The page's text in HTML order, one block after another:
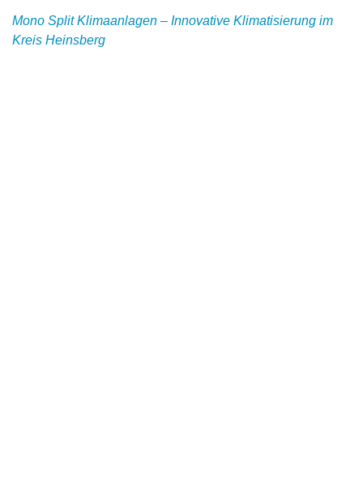
Mono Split Klimaanlagen – Innovative Klimatisierung im
Kreis Heinsberg